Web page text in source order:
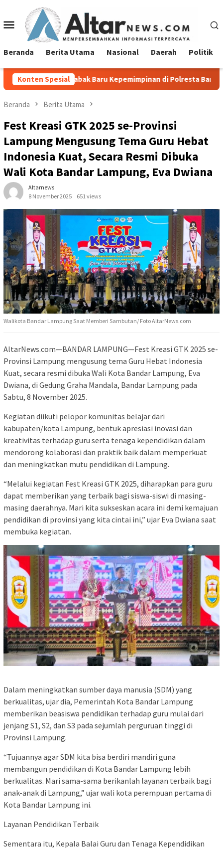
konten Menu
Mobile
Beranda Berita Utama Nasional Daerah Politik
Konten Spesial
Baru Kepemimpinan di Polresta Bandar Lampung
Beranda Berita Utama
Fest Kreasi GTK 2025 se-Provinsi
Lampung Mengusung Tema Guru Hebat
Indonesia Kuat, Secara Resmi Dibuka
Wali Kota Bandar Lampung, Eva Dwiana
Altarnews
8 November 2025
651 views
Walikota Bandar Lampung Saat Memberi Sambutan/ Foto AltarNews.com
AltarNews.com—BANDAR LAMPUNG—Fest Kreasi GTK 2025 se-
Provinsi Lampung mengusung tema Guru Hebat Indonesia
Kuat, secara resmi dibuka Wali Kota Bandar Lampung, Eva
Dwiana, di Gedung Graha Mandala, Bandar Lampung pada
Sabtu, 8 November 2025.
Kegiatan diikuti pelopor komunitas belajar dari
kabupaten/kota Lampung, bentuk apresiasi inovasi dan
kreativitas terhadap guru serta tenaga kependidikan dalam
mendorong kolaborasi dan praktik baik dalam memperkuat
dan meningkatkan mutu pendidikan di Lampung.
“Melalui kegiatan Fest Kreasi GTK 2025, diharapkan para guru
dapat memberikan yang terbaik bagi siswa-siswi di masing-
masing daerahnya. Mari kita sukseskan acara ini demi kemajuan
pendidikan di provinsi yang kita cintai ini,” ujar Eva Dwiana saat
membuka kegiatan.
Dalam meningkatkan sumber daya manusia (SDM) yang
berkualitas, ujar dia, Pemerintah Kota Bandar Lampung
memberikan beasiswa pendidikan terhadap guru mulai dari
jenjang S1, S2, dan S3 pada sejumlah perguruan tinggi di
Provinsi Lampung.
“Tujuannya agar SDM kita bisa berdiri mandiri guna
membangun pendidikan di Kota Bandar Lampung lebih
berkualitas. Mari sama-sama berikanlah layanan terbaik bagi
anak-anak di Lampung,” ujar wali kota perempuan pertama di
Kota Bandar Lampung ini.
Layanan Pendidikan Terbaik
Sementara itu, Kepala Balai Guru dan Tenaga Kependidikan